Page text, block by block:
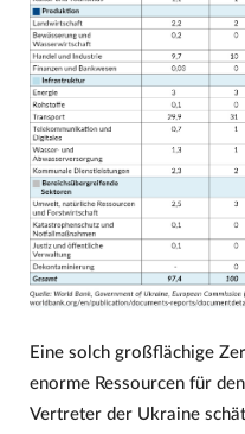
Eine solch großflächige
enorme Ressourcen für
Vertreter der Ukraine